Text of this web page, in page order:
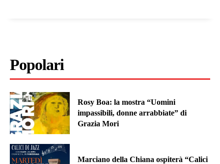
Popolari
Rosy Boa: la mostra “Uomini
impassibili, donne arrabbiate” di
Grazia Mori
Marciano della Chiana ospiterà “Calici